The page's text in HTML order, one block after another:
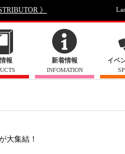
》
報 新着情報
INFOMATION
イベ
大集結！